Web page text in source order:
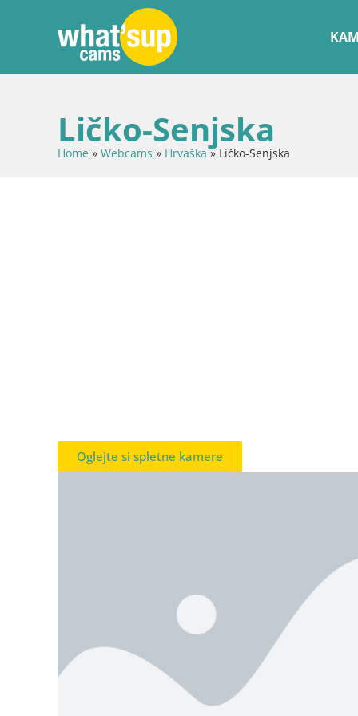
Ličko-Senjska
Home » Webcams » Hrvaška» Ličko-Senjska
Oglejte si spletne kamere